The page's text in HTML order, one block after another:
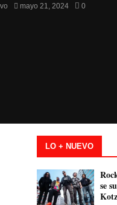
mayo 21, 2024 0
LO + NUEVO
se